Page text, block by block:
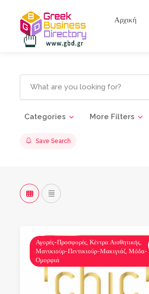
Αρχική
Categories More Filters
Save Search
Αγορές-Προσφορές, Κέντρα Αισθητικής,
Μανικιούρ-Πεντικιούρ-Μακιγιάζ, Μόδα-
Ομορφιά